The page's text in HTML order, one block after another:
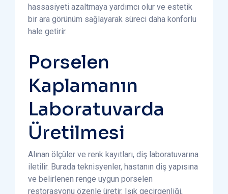
hassasiyeti azaltmaya yardımcı olur ve estetik
bir ara görünüm sağlayarak süreci daha konforlu
hale getirir.
Porselen
Kaplamanın
Laboratuvarda
Üretilmesi
Alınan ölçüler ve renk kayıtları, diş laboratuvarına
iletilir. Burada teknisyenler, hastanın diş yapısına
ve belirlenen renge uygun porselen
restorasyonu özenle üretir. Işık geçirgenliği,